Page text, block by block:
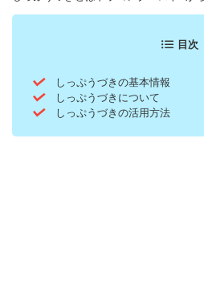
目次
しっぷうづきの基本情報
しっぷうづきについて
しっぷうづきの活用方法